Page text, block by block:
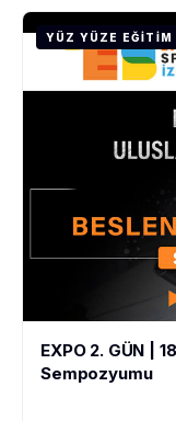
YÜZ YÜZE EĞITIM
EXPO 2. GÜN | 18. Beslenme ve Diyetetik
Sempozyumu